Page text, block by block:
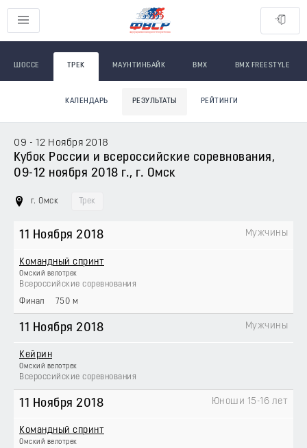
ШОССЕ ТРЕК МАУНТИНБАЙК BMX BMX FREESTYLE
КАЛЕНДАРЬ РЕЗУЛЬТАТЫ РЕЙТИНГИ
09 - 12 Ноября 2018
Кубок России и всероссийские соревнования,
09-12 ноября 2018 г., г. Омск
г. Омск Трек
11 Ноября 2018
Командный спринт
Омский велотрек
Всероссийские соревнования
Мужчины
Финал 750 м
11 Ноября 2018
Кейрин
Омский велотрек
Всероссийские соревнования
Мужчины
11 Ноября 2018
Командный спринт
Омский велотрек
Юноши 15-16 лет